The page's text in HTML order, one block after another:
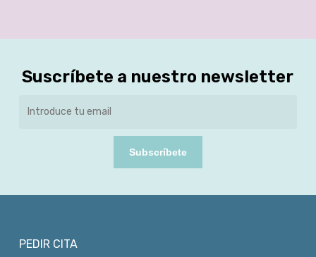
Suscríbete a nuestro newsletter
Subscríbete
PEDIR CITA